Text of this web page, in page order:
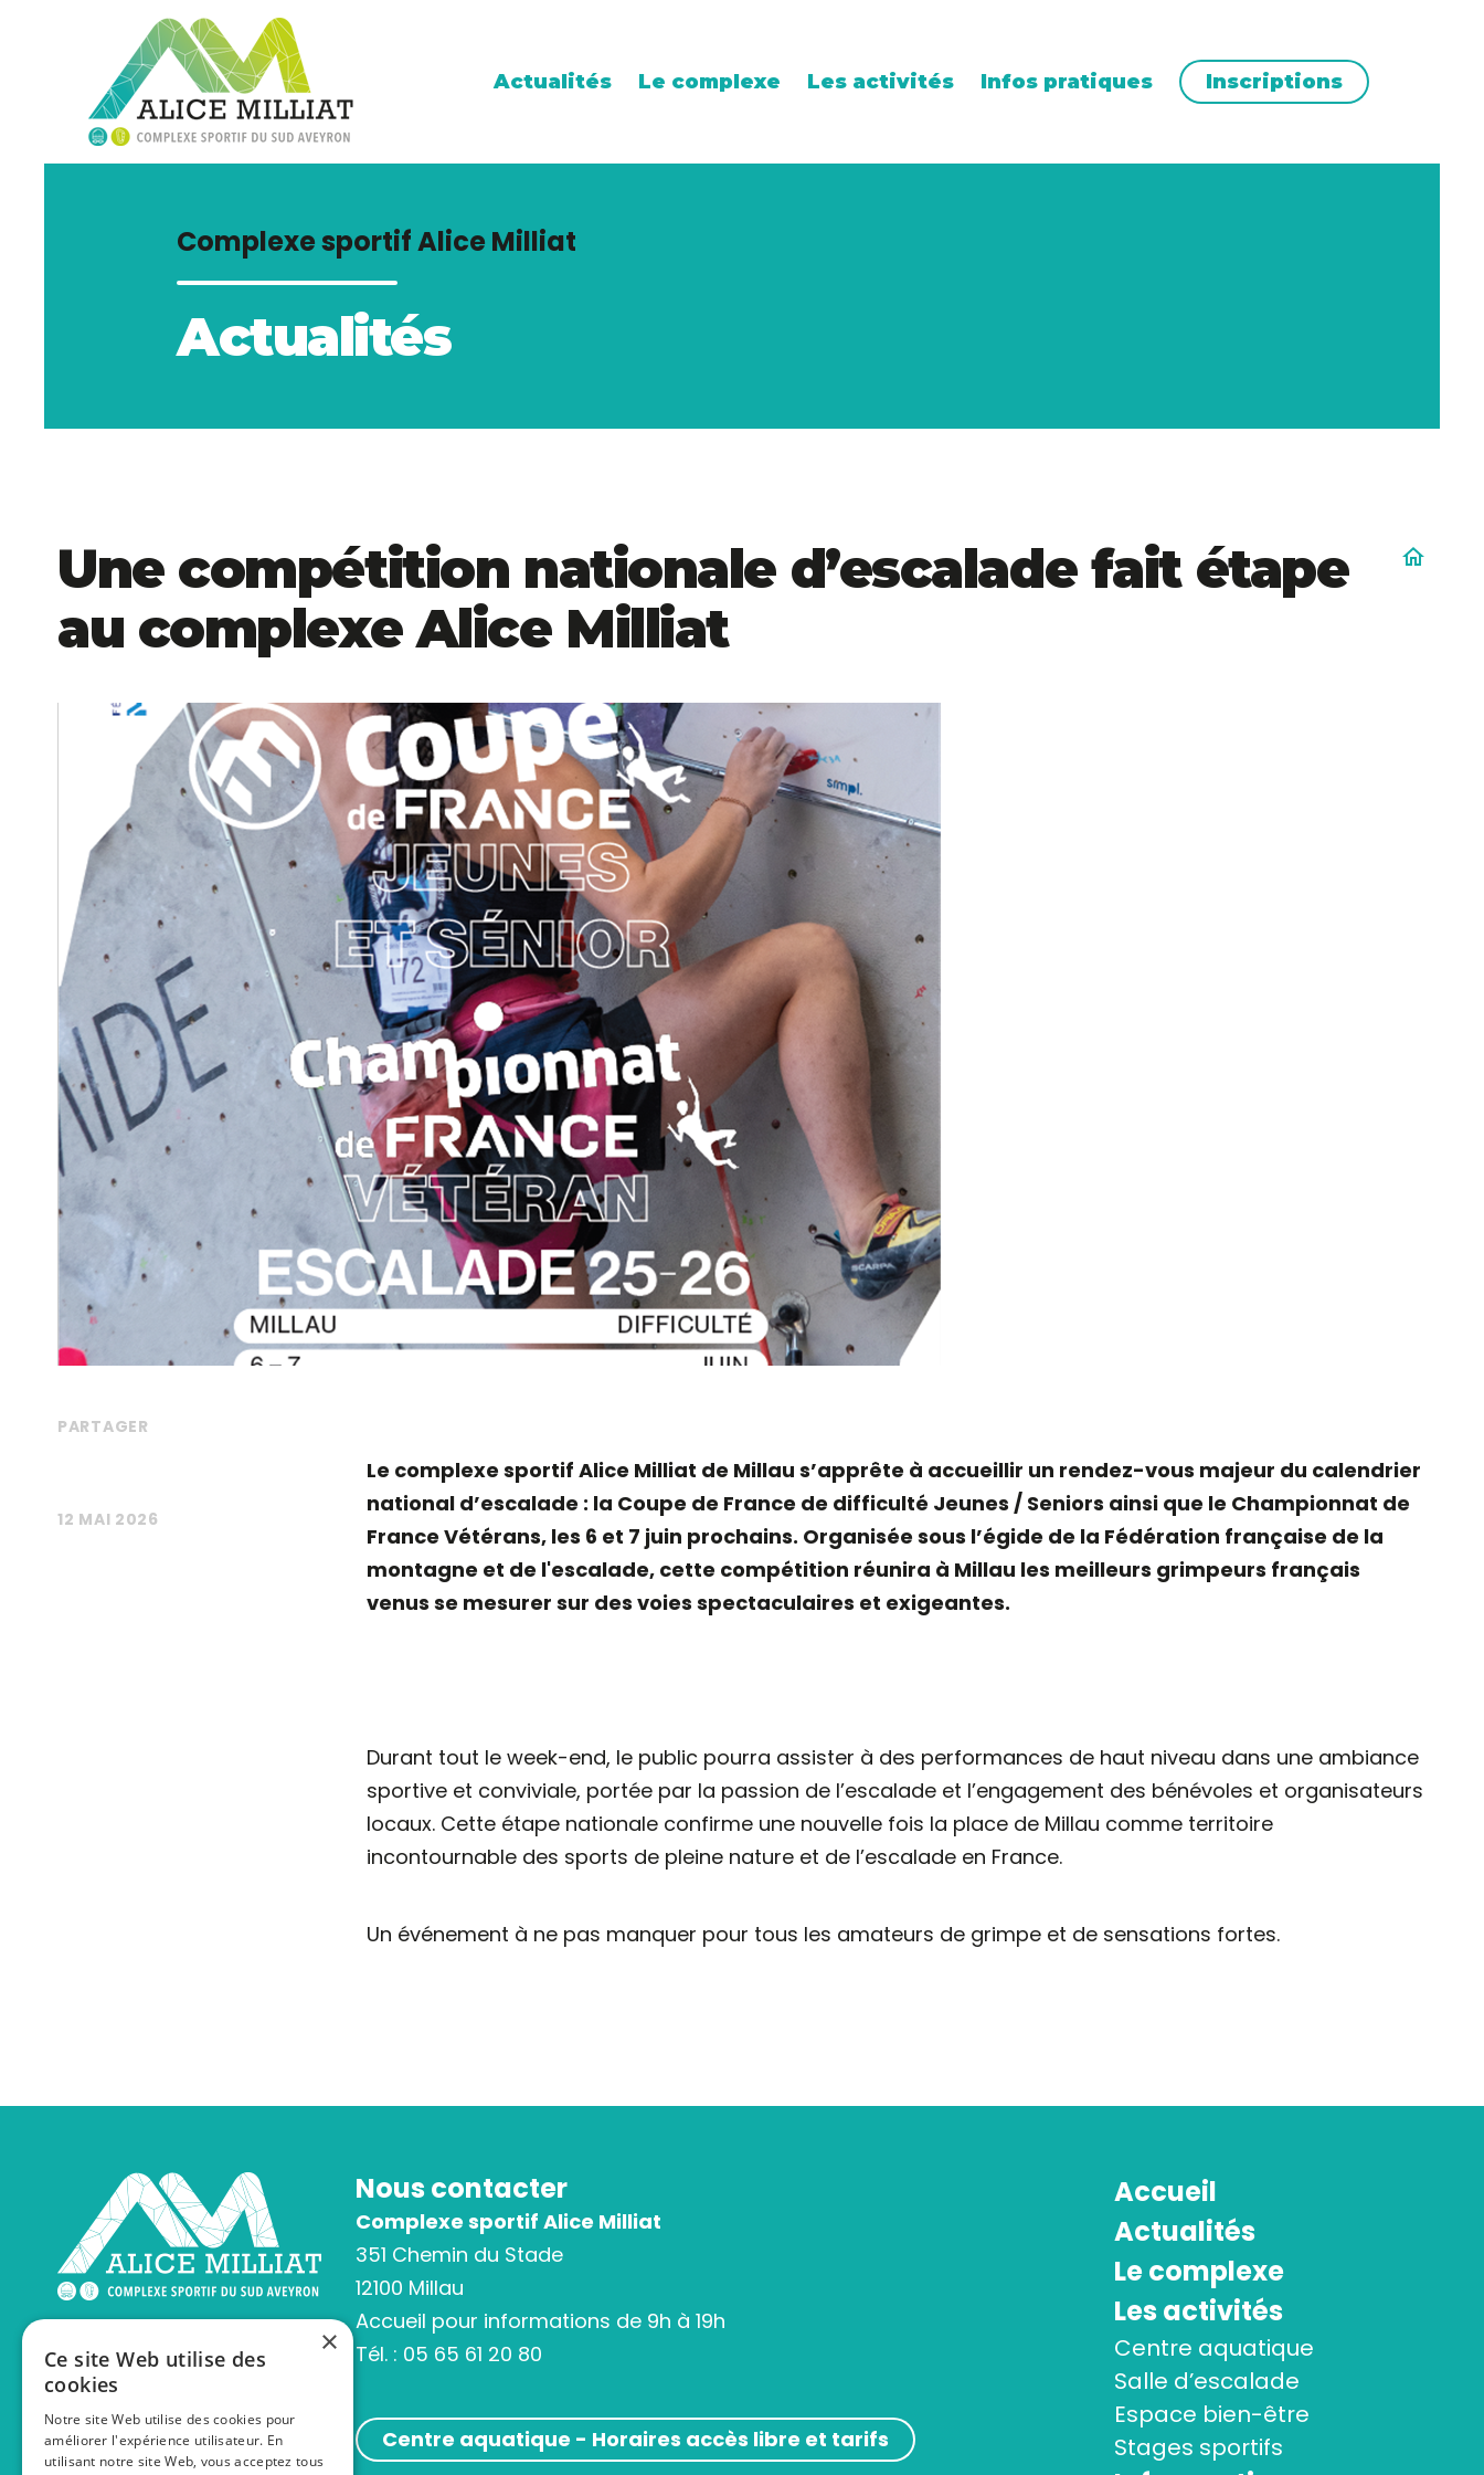
Actualités Le complexe Les activités Infos pratiques Inscriptions
Complexe sportif Alice Milliat
Actualités
home
Une compétition nationale d’escalade fait étape
au complexe Alice Milliat
Le complexe sportif Alice Milliat de Millau s’apprête à accueillir un rendez-vous majeur du calendrier
national d’escalade : la Coupe de France de difficulté Jeunes / Seniors ainsi que le Championnat de
France Vétérans, les 6 et 7 juin prochains. Organisée sous l’égide de la Fédération française de la
montagne et de l'escalade, cette compétition réunira à Millau les meilleurs grimpeurs français
venus se mesurer sur des voies spectaculaires et exigeantes.
Durant tout le week-end, le public pourra assister à des performances de haut niveau dans une ambiance
sportive et conviviale, portée par la passion de l’escalade et l’engagement des bénévoles et organisateurs
locaux. Cette étape nationale confirme une nouvelle fois la place de Millau comme territoire
incontournable des sports de pleine nature et de l’escalade en France.
Un événement à ne pas manquer pour tous les amateurs de grimpe et de sensations fortes.
PARTAGER
12 MAI 2026
Nous contacter
Complexe sportif Alice Milliat
351 Chemin du Stade
12100 Millau
Accueil pour informations de 9h à 19h
Tél. : 05 65 61 20 80
Centre aquatique - Horaires accès libre et tarifs
Accueil
Actualités
Le complexe
Les activités
Centre aquatique
Salle d’escalade
Espace bien-être
Stages sportifs
×
Ce site Web utilise des
cookies
Notre site Web utilise des cookies pour
améliorer l'expérience utilisateur. En
utilisant notre site Web, vous acceptez tous